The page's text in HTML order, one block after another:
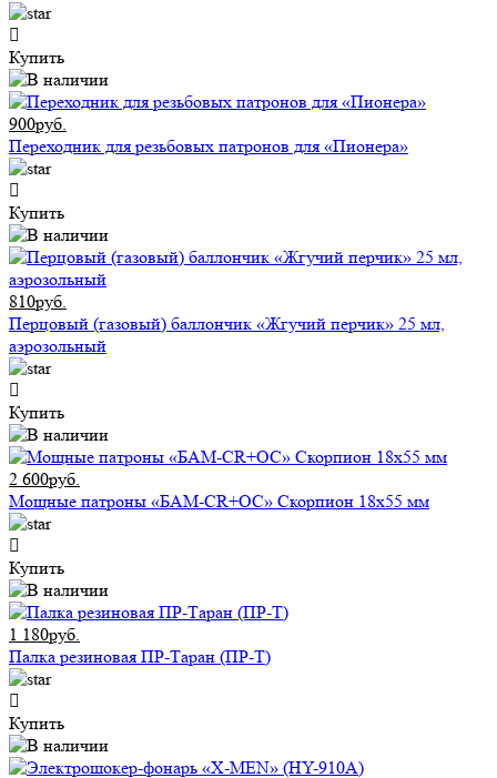
Купить
900руб.
Переходник для резьбовых патронов для «Пионера»
Купить
810руб.
Перцовый (газовый) баллончик «Жгучий перчик» 25 мл,
аэрозольный
Купить
2 600руб.
Мощные патроны «БАМ-CR+ОС» Скорпион 18х55 мм
Купить
1 180руб.
Палка резиновая ПР-Таран (ПР-Т)
Купить